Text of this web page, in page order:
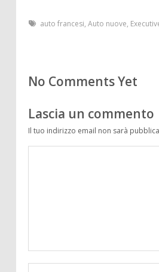
auto francesi, Auto nuove,
No Comments Yet
Lascia un commento
Il tuo indirizzo email non sarà